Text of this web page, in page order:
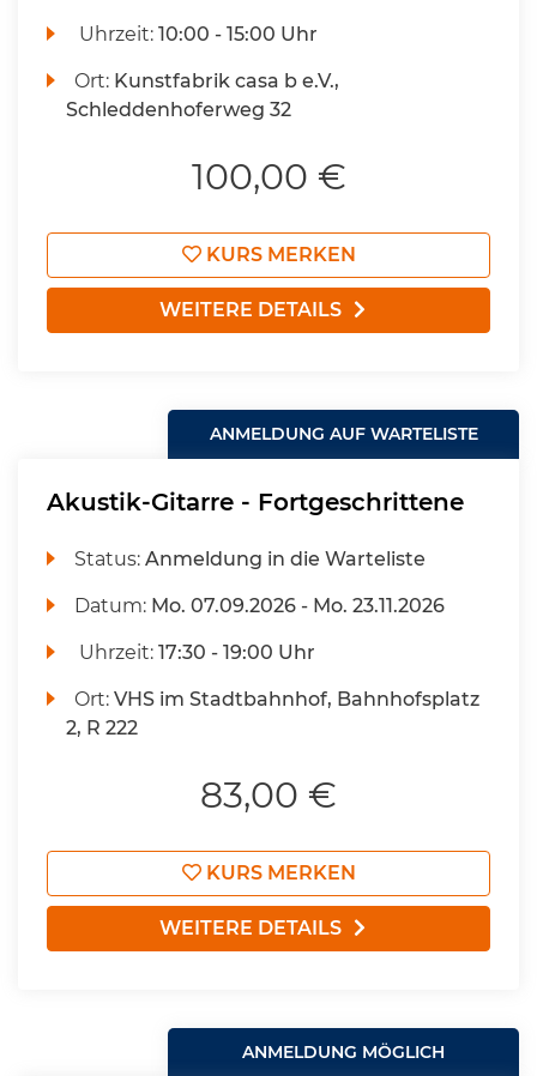
Uhrzeit:10:00 - 15:00 Uhr
Ort: Kunstfabrik casa b e.V.,
Schleddenhoferweg 32
100,00 €
KURS MERKEN
WEITERE DETAILS
ANMELDUNG AUF WARTELISTE
Akustik-Gitarre - Fortgeschrittene
Status:Anmeldung in die Warteliste
Datum: Mo. 07.09.2026 - Mo. 23.11.2026
Uhrzeit:17:30 - 19:00 Uhr
Ort:VHS im Stadtbahnhof, Bahnhofsplatz
2, R 222
83,00 €
KURS MERKEN
WEITERE DETAILS
ANMELDUNG MÖGLICH